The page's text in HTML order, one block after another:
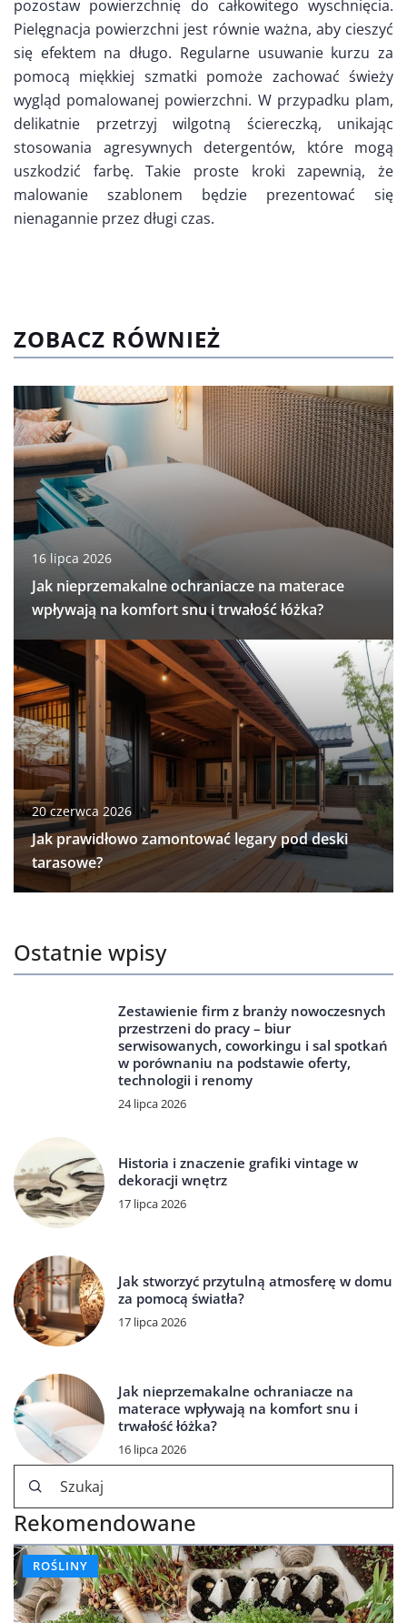
pozostaw powierzchnię do całkowitego wyschnięcia.
Pielęgnacja powierzchni jest równie ważna, aby cieszyć
się efektem na długo. Regularne usuwanie kurzu za
pomocą miękkiej szmatki pomoże zachować świeży
wygląd pomalowanej powierzchni. W przypadku plam,
delikatnie przetrzyj wilgotną ściereczką, unikając
stosowania agresywnych detergentów, które mogą
uszkodzić farbę. Takie proste kroki zapewnią, że
malowanie szablonem będzie prezentować się
nienagannie przez długi czas.
ZOBACZ RÓWNIEŻ
16 lipca 2026
Jak nieprzemakalne ochraniacze na materace
wpływają na komfort snu i trwałość łóżka?
20 czerwca 2026
Jak prawidłowo zamontować legary pod deski
tarasowe?
Ostatnie wpisy
Zestawienie firm z branży nowoczesnych
przestrzeni do pracy – biur
serwisowanych, coworkingu i sal spotkań
w porównaniu na podstawie oferty,
technologii i renomy
24 lipca 2026
Historia i znaczenie grafiki vintage w
dekoracji wnętrz
17 lipca 2026
Jak stworzyć przytulną atmosferę w domu
za pomocą światła?
17 lipca 2026
Jak nieprzemakalne ochraniacze na
materace wpływają na komfort snu i
trwałość łóżka?
16 lipca 2026
Rekomendowane
ROŚLINY